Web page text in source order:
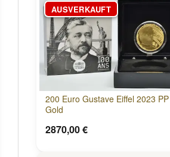
AUSVERKAUFT
200 Euro Gustave Eiffel 2023
Gold
2870,00 €